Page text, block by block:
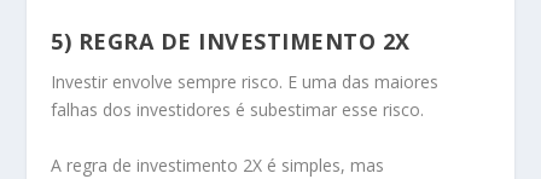
5) REGRA DE INVESTIMENTO 2X
Investir envolve sempre risco. E uma das maiores
falhas dos investidores é subestimar esse risco.
A regra de investimento 2X é simples, mas